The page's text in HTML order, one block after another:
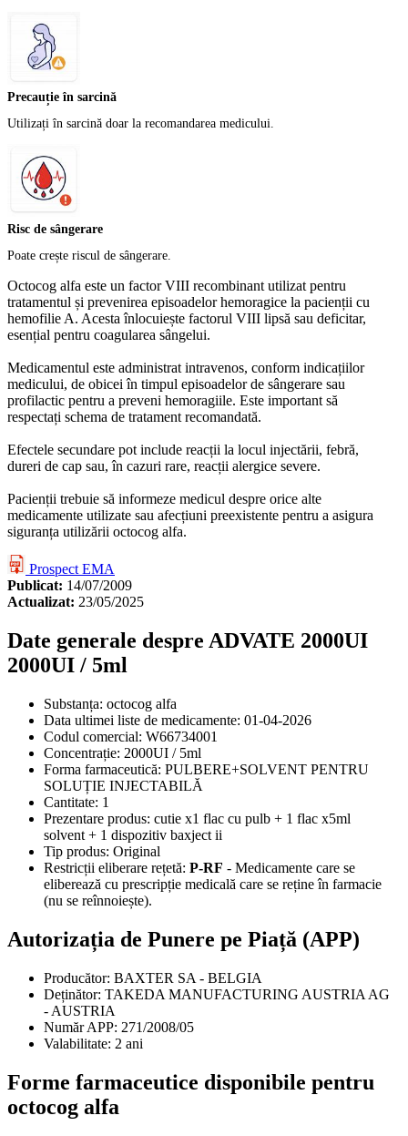
Precauție în sarcină
Utilizați în sarcină doar la recomandarea medicului.
Risc de sângerare
Poate crește riscul de sângerare.
Octocog alfa este un factor VIII recombinant utilizat pentru
tratamentul și prevenirea episoadelor hemoragice la pacienții cu
hemofilie A. Acesta înlocuiește factorul VIII lipsă sau deficitar,
esențial pentru coagularea sângelui.
Medicamentul este administrat intravenos, conform indicațiilor
medicului, de obicei în timpul episoadelor de sângerare sau
profilactic pentru a preveni hemoragiile. Este important să
respectați schema de tratament recomandată.
Efectele secundare pot include reacții la locul injectării, febră,
dureri de cap sau, în cazuri rare, reacții alergice severe.
Pacienții trebuie să informeze medicul despre orice alte
medicamente utilizate sau afecțiuni preexistente pentru a asigura
siguranța utilizării octocog alfa.
Prospect EMA
Publicat: 14/07/2009
Actualizat: 23/05/2025
Date generale despre ADVATE 2000UI
2000UI / 5ml
Substanța: octocog alfa
Data ultimei liste de medicamente: 01-04-2026
Codul comercial: W66734001
Concentrație: 2000UI / 5ml
Forma farmaceutică: PULBERE+SOLVENT PENTRU
SOLUȚIE INJECTABILĂ
Cantitate: 1
Prezentare produs: cutie x1 flac cu pulb + 1 flac x5ml
solvent + 1 dispozitiv baxject ii
Tip produs: Original
Restricții eliberare rețetă: P-RF - Medicamente care se
eliberează cu prescripție medicală care se reține în farmacie
(nu se reînnoiește).
Autorizația de Punere pe Piață (APP)
Producător: BAXTER SA - BELGIA
Deținător: TAKEDA MANUFACTURING AUSTRIA AG
- AUSTRIA
Număr APP: 271/2008/05
Valabilitate: 2 ani
Forme farmaceutice disponibile pentru
octocog alfa